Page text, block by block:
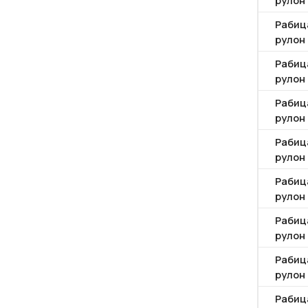
рулон
рулон
рулон
рулон
рулон
рулон
рулон